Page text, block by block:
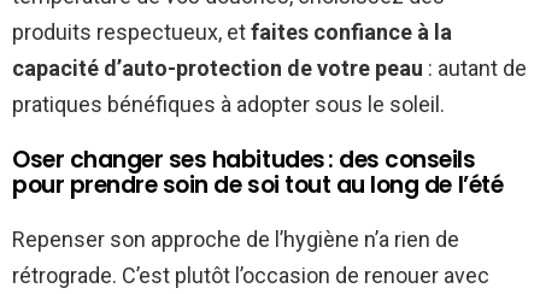
produits respectueux, etfaites confiance à la
capacité d’auto-protection de votre peau : autant de
pratiques bénéfiques à adopter sous le soleil.
Oser changer ses habitudes : des conseils
pour prendre soin de soi tout au long de l’été
Repenser son approche de l’hygiène n’a rien de
rétrograde. C’est plutôt l’occasion de renouer avec